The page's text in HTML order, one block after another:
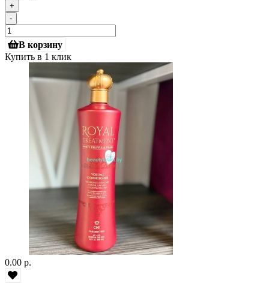
+
-
В корзину
Купить в 1 клик
0.00 р.